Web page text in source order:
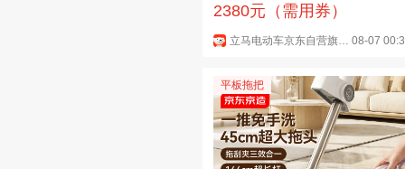
电动车 梦幻白
2380元（需用券）
立马电动车京东自营旗舰店 08-07
平板拖把